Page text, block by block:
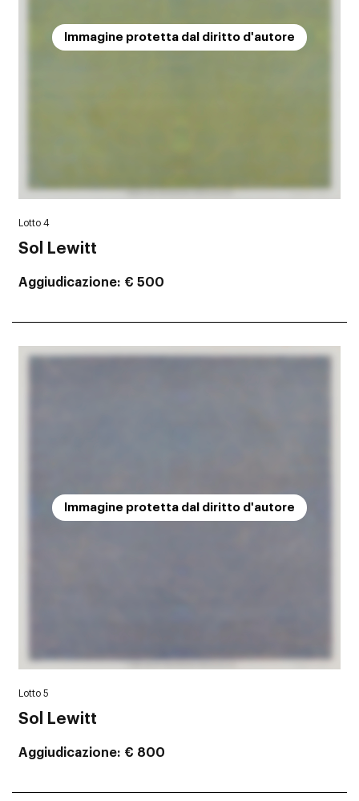
Immagine protetta dal diritto d'autore
Lotto 4
Sol Lewitt
Aggiudicazione € 500
Immagine protetta dal diritto d'autore
Lotto 5
Sol Lewitt
Aggiudicazione € 800